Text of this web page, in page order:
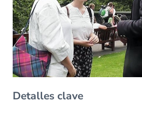
Detalles clave